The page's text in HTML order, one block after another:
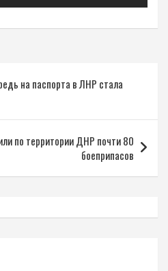
на паспорта в ЛНР стала
по территории ДНР почти 80
боеприпасов